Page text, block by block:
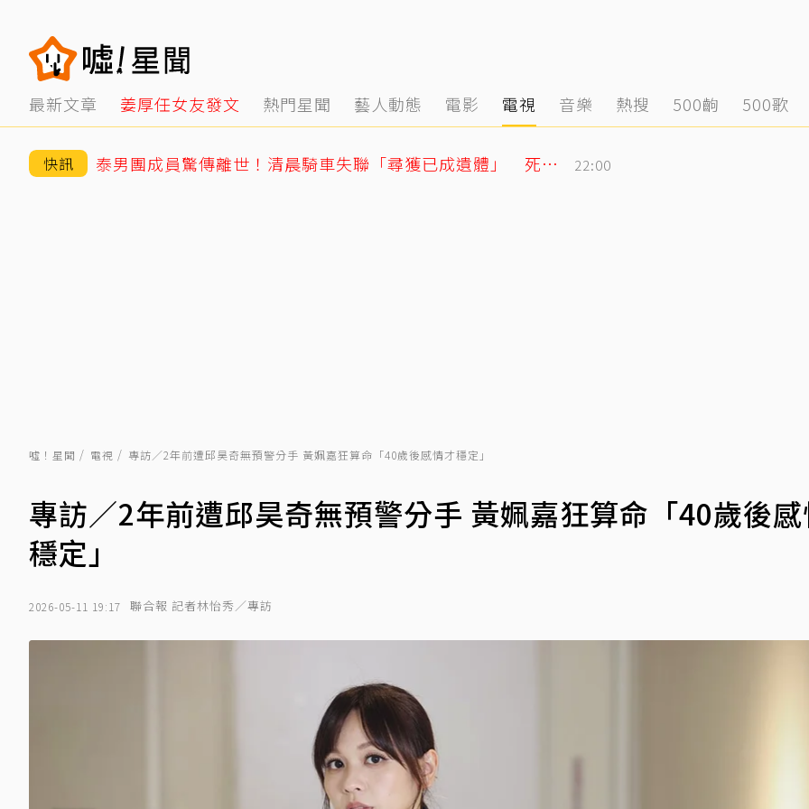
最新文章 姜厚任女友發文 熱門星聞 藝人動態 電影 電視 音樂 熱搜 500齣 500歌
快訊 泰男團成員驚傳離世！清晨騎車失聯「尋獲已成遺體」 死因待調查 22:00
噓！星聞 電視 專訪／2年前遭邱昊奇無預警分手 黃姵嘉狂算命「40歲後感情才穩定」
專訪／2年前遭邱昊奇無預警分手 黃姵嘉狂算命「40歲後
穩定」
2026-05-11 19:17 聯合報 記者林怡秀／專訪